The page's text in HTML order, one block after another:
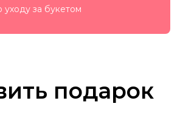
за букетом
подарок